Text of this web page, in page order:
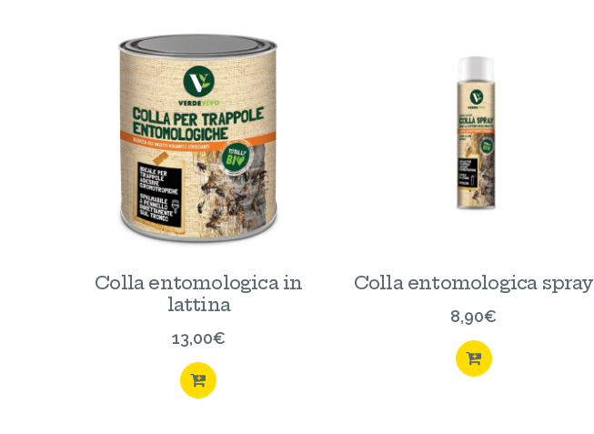
Colla entomologica in
lattina
13,00€
Colla entomologica spray
8,90€